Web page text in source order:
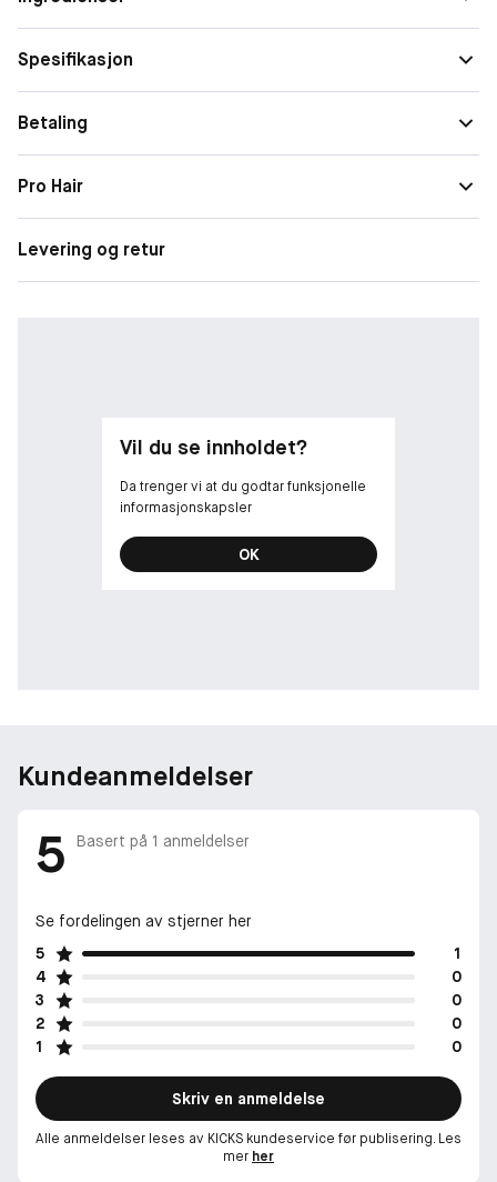
Spesifikasjon
Betaling
Pro Hair
Levering og retur
Vil du se innholdet?
Da trenger vi at du godtar funksjonelle
informasjonskapsler
OK
Kundeanmeldelser
5 Basert på 1 anmeldelser
Se fordelingen av stjerner her
5
1
4
0
3
0
2
0
1
0
Skriv en anmeldelse
Alle anmeldelser leses av KICKS kundeservice før publisering. Les
mer her